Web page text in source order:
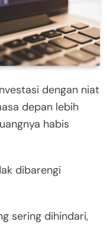
dengan niat
depan lebih
habis
dibarengi
sering dihindari,